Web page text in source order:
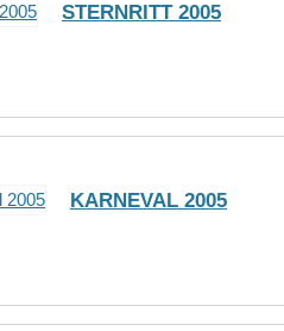
STERNRITT 2005
KARNEVAL 2005